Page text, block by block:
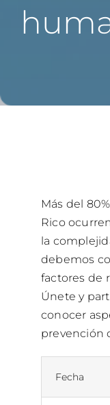
Colaboraciones
English
Más del
Rico
la
debemos
factores de
Únete y
conocer
prevención
Fecha